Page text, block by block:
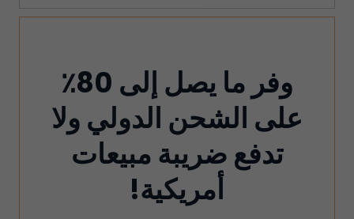
وفر ما يصل إلى 80٪
على الشحن الدولي ولا
تدفع ضريبة مبيعات
أمريكية!